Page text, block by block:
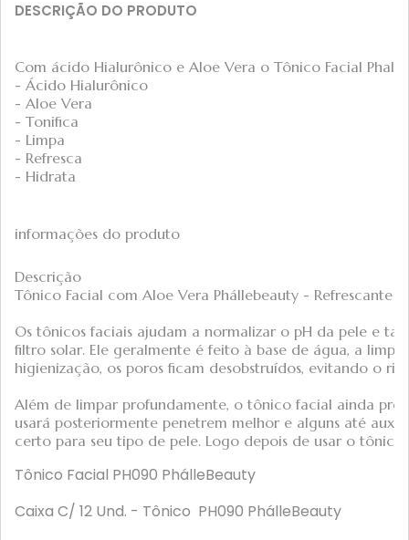
DESCRIÇÃO DO PRODUTO
Com ácido Hialurônico e Aloe Vera o Tônico Facial
- Ácido Hialurônico
- Aloe Vera
- Tonifica
- Limpa
- Refresca
- Hidrata
informações do produto
Descrição
Tônico Facial com Aloe Vera Phállebeauty - Refrescante
Os tônicos faciais ajudam a normalizar o pH da pele e
filtro solar. Ele geralmente é feito à base de água, a
higienização, os poros ficam desobstruídos, evitando o
Além de limpar profundamente, o tônico facial ainda
usará posteriormente penetrem melhor e alguns até
certo para seu tipo de pele. Logo depois de usar o
Tônico Facial PH090 PhálleBeauty
Caixa C/ 12 Und. - Tônico PH090 PhálleBeauty